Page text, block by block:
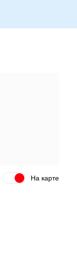
На карте